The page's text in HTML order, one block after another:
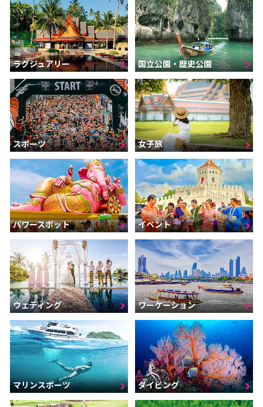
ラグジュアリー 国立公園・歴史公園
スポーツ 女子旅
パワースポット イベント
ウェディング ワーケーション
マリンスポーツ ダイビング